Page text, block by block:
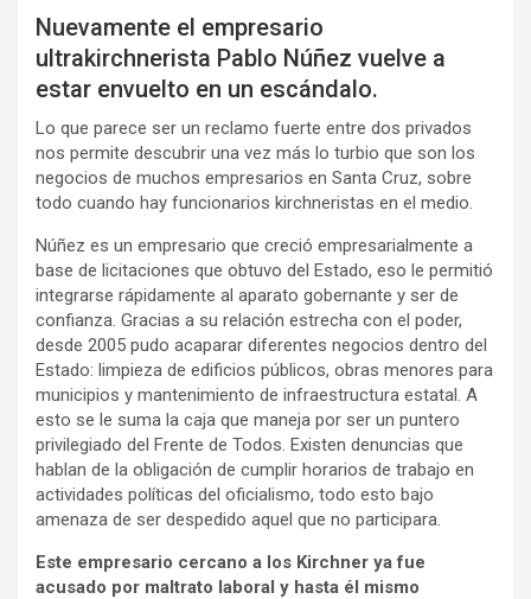
Nuevamente el empresario
ultrakirchnerista Pablo Núñez vuelve a
estar envuelto en un escándalo.
Lo que parece ser un reclamo fuerte entre dos privados
nos permite descubrir una vez más lo turbio que son los
negocios de muchos empresarios en Santa Cruz, sobre
todo cuando hay funcionarios kirchneristas en el medio.
Núñez es un empresario que creció empresarialmente a
base de licitaciones que obtuvo del Estado, eso le permitió
integrarse rápidamente al aparato gobernante y ser de
confianza. Gracias a su relación estrecha con el poder,
desde 2005 pudo acaparar diferentes negocios dentro del
Estado: limpieza de edificios públicos, obras menores para
municipios y mantenimiento de infraestructura estatal. A
esto se le suma la caja que maneja por ser un puntero
privilegiado del Frente de Todos. Existen denuncias que
hablan de la obligación de cumplir horarios de trabajo en
actividades políticas del oficialismo, todo esto bajo
amenaza de ser despedido aquel que no participara.
Este empresario cercano a los Kirchner ya fue
acusado por maltrato laboral y hasta él mismo